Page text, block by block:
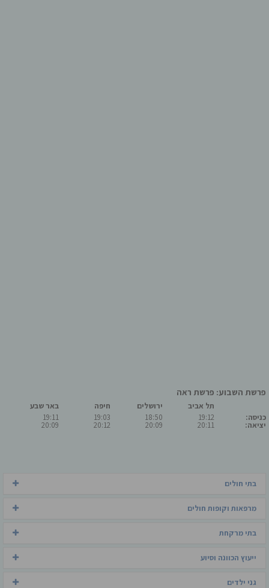
פרשת השבוע: פרשת ראה
כניסה:
יציאה:
תל אביב
19:12
20:11
ירושלים
18:50
20:09
חיפה
19:03
20:12
באר שבע
19:11
20:09
בתי חולים
מרפאות וקופות חולים
בתי מרקחת
ייעוץ הכוונה וסיוע
גני ילדים